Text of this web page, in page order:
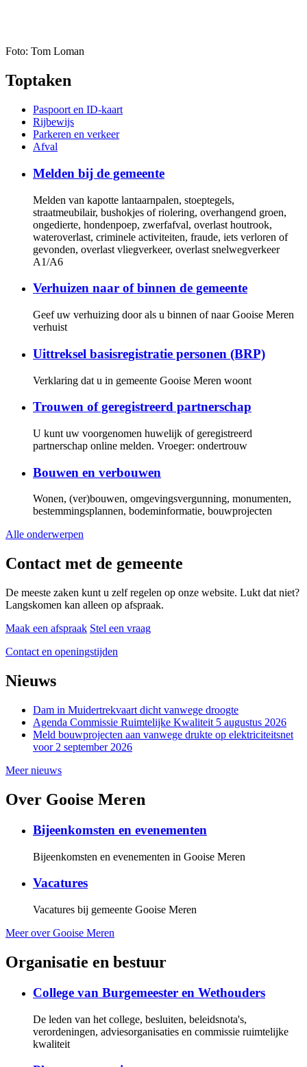
Foto: Tom Loman
Toptaken
Paspoort en ID-kaart
Rijbewijs
Parkeren en verkeer
Afval
Melden bij de gemeente
Melden van kapotte lantaarnpalen, stoeptegels,
straatmeubilair, bushokjes of riolering, overhangend groen,
ongedierte, hondenpoep, zwerfafval, overlast houtrook,
wateroverlast, criminele activiteiten, fraude, iets verloren of
gevonden, overlast vliegverkeer, overlast snelwegverkeer
A1/A6
Verhuizen naar of binnen de gemeente
Geef uw verhuizing door als u binnen of naar Gooise Meren
verhuist
Uittreksel basisregistratie personen (BRP)
Verklaring dat u in gemeente Gooise Meren woont
Trouwen of geregistreerd partnerschap
U kunt uw voorgenomen huwelijk of geregistreerd
partnerschap online melden. Vroeger: ondertrouw
Bouwen en verbouwen
Wonen, (ver)bouwen, omgevingsvergunning, monumenten,
bestemmingsplannen, bodeminformatie, bouwprojecten
Alle onderwerpen
Contact met de gemeente
De meeste zaken kunt u zelf regelen op onze website. Lukt dat niet?
Langskomen kan alleen op afspraak.
Maak een afspraak Stel een vraag
Contact en openingstijden
Nieuws
Dam in Muidertrekvaart dicht vanwege droogte
Agenda Commissie Ruimtelijke Kwaliteit 5 augustus 2026
Meld bouwprojecten aan vanwege drukte op elektriciteitsnet
voor 2 september 2026
Meer nieuws
Over Gooise Meren
Bijeenkomsten en evenementen
Bijeenkomsten en evenementen in Gooise Meren
Vacatures
Vacatures bij gemeente Gooise Meren
Meer over Gooise Meren
Organisatie en bestuur
College van Burgemeester en Wethouders
De leden van het college, besluiten, beleidsnota's,
verordeningen, adviesorganisaties en commissie ruimtelijke
kwaliteit